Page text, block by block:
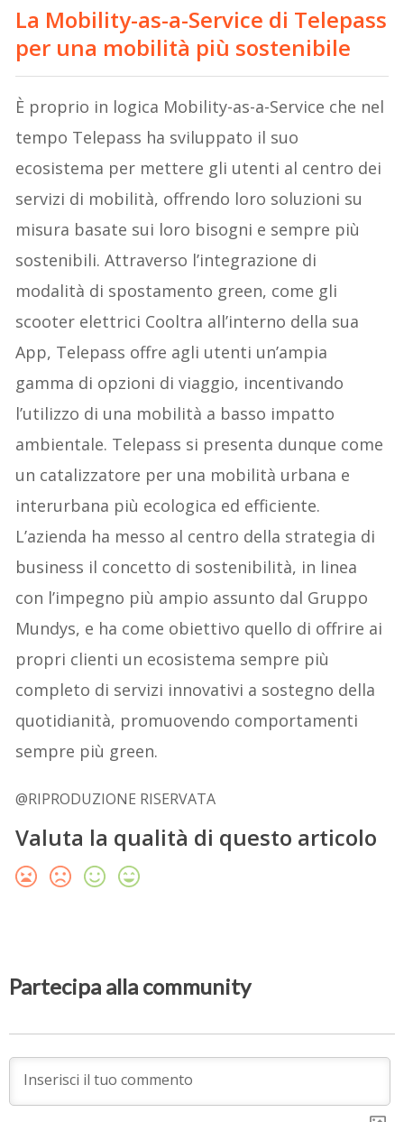
La Mobility-as-a-Service di Telepass
per una mobilità più sostenibile
È proprio in logica Mobility-as-a-Service che nel
tempo Telepass ha sviluppato il suo
ecosistema per mettere gli utenti al centro dei
servizi di mobilità, offrendo loro soluzioni su
misura basate sui loro bisogni e sempre più
sostenibili. Attraverso l’integrazione di
modalità di spostamento green, come gli
scooter elettrici Cooltra all’interno della sua
App, Telepass offre agli utenti un’ampia
gamma di opzioni di viaggio, incentivando
l’utilizzo di una mobilità a basso impatto
ambientale. Telepass si presenta dunque come
un catalizzatore per una mobilità urbana e
interurbana più ecologica ed efficiente.
L’azienda ha messo al centro della strategia di
business il concetto di sostenibilità, in linea
con l’impegno più ampio assunto dal Gruppo
Mundys, e ha come obiettivo quello di offrire ai
propri clienti un ecosistema sempre più
completo di servizi innovativi a sostegno della
quotidianità, promuovendo comportamenti
sempre più green.
@RIPRODUZIONE RISERVATA
Valuta la qualità di questo articolo
Partecipa alla community